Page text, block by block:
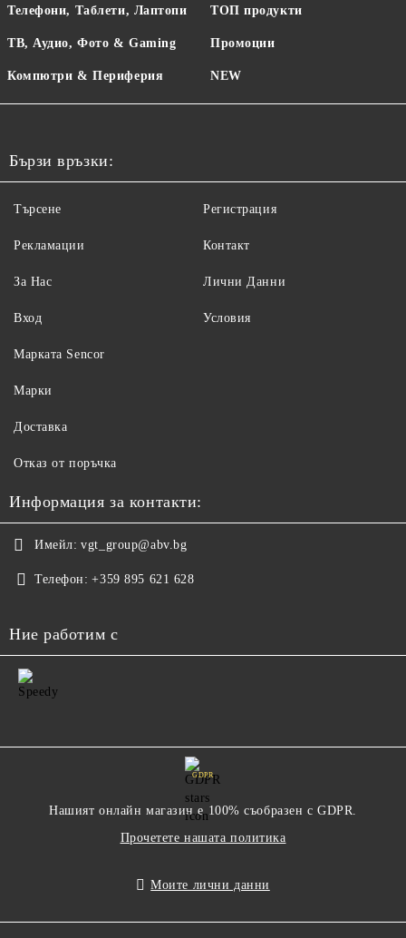
Телефони, Таблети, Лаптопи
ТВ, Аудио, Фото & Gaming
Компютри & Периферия
ТОП продукти
Промоции
NEW
Бързи връзки:
Търсене
Рекламации
За Нас
Вход
Регистрация
Контакт
Лични Данни
Условия
Maрката Sencor
Марки
Доставка
Отказ от поръчка
Информация за контакти:
Имейл: vgt_group@abv.bg
Телефон: +359 895 621 628
Ние работим с
GDPR
Нашият онлайн магазин е 100% съобразен с GDPR.
Прочетете нашата политика
Моите лични данни